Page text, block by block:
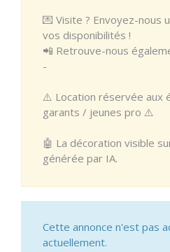
💌 Visite ? Envoyez-nous
vos disponibilités !
📲 Retrouve-nous
-
⚠️ Location réservée aux
garants / jeunes pro ⚠️
🤖 La décoration visible
générée par IA.
Cette annonce n'est pas
actuellement.